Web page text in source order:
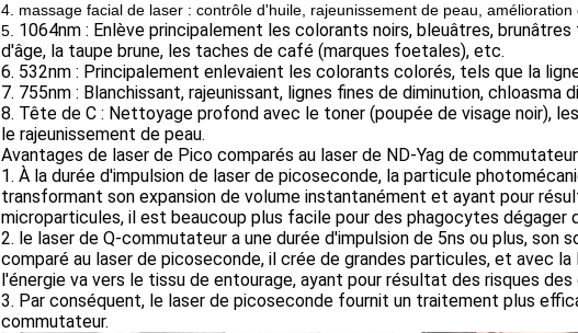
4. massage facial de laser : contrôle d'huile, rajeunissement de peau, amélioration
5. 1064nm : Enlève principalement les colorants noirs, bleuâtres,
d'âge, la taupe brune, les taches de café (marques foetales), etc.
6. 532nm : Principalement enlevaient les colorants colorés, tels que la
7. 755nm : Blanchissant, rajeunissant, lignes fines de diminution, chloasma
8. Tête de C : Nettoyage profond avec le toner (poupée de visage noir),
le rajeunissement de peau.
Avantages de laser de Pico comparés au laser de ND-Yag de
1. À la durée d'impulsion de laser de picoseconde, la particule
transformant son expansion de volume instantanément et ayant pour
microparticules, il est beaucoup plus facile pour des phagocytes dégager
2. le laser de Q-commutateur a une durée d'impulsion de 5ns ou plus, son
comparé au laser de picoseconde, il crée de grandes particules, et avec la
l'énergie va vers le tissu de entourage, ayant pour résultat des risques
3. Par conséquent, le laser de picoseconde fournit un traitement plus
commutateur.